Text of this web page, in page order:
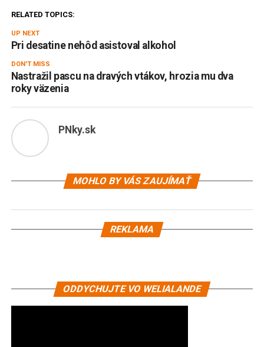
RELATED TOPICS:
UP NEXT
Pri desatine nehôd asistoval alkohol
DON'T MISS
Nastražil pascu na dravých vtákov, hrozia mu dva
roky väzenia
PNky.sk
MOHLO BY VÁS ZAUJÍMAŤ
REKLAMA
ODDYCHUJTE VO WELIALANDE